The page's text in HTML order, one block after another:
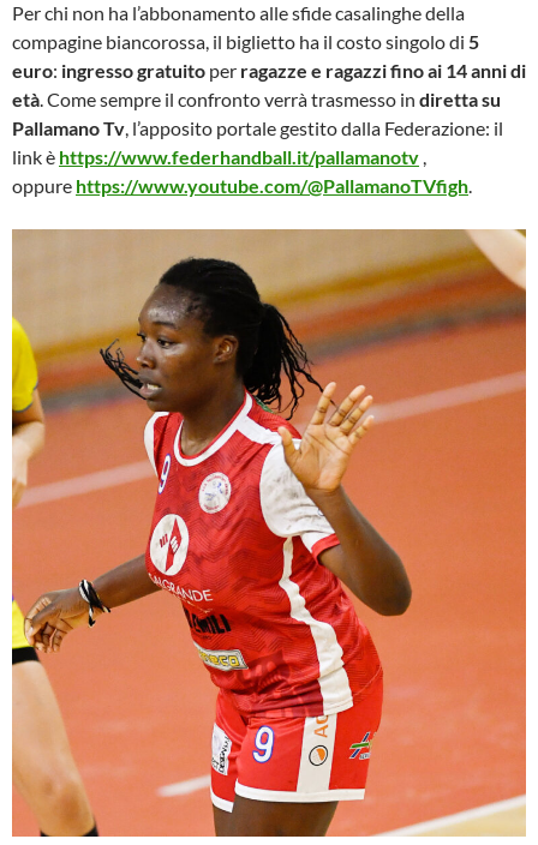
Per chi non ha l’abbonamento alle sfide casalinghe della
compagine biancorossa, il biglietto ha il costo singolo di 5
euro: ingresso gratuito per ragazze e ragazzi fino ai 14 anni di
età. Come sempre il confronto verrà trasmesso in diretta su
Pallamano Tv, l’apposito portale gestito dalla Federazione: il
link è https://www.federhandball.it/pallamanotv ,
oppure https://www.youtube.com/@PallamanoTVfigh.